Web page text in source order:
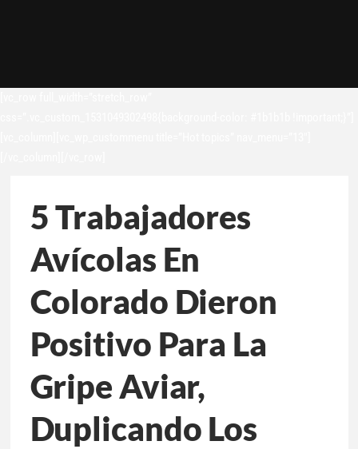
5 Trabajadores
Avícolas En
Colorado Dieron
Positivo Para La
Gripe Aviar,
Duplicando Los